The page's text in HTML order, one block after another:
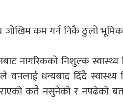
जोखिम कम गर्न निकै ठुलो
नागरिकको निशुल्क
वनलाई धन्यबाद दिँदै
कतै नसुनेको र नपढेको